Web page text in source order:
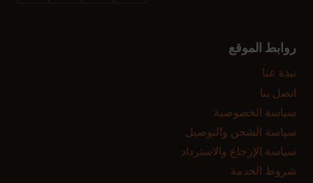
روابط الموقع
نبذة عنا
اتصل بنا
سياسة الخصوصية
سياسة الشحن والتوصيل
سياسة الإرجاع والاسترداد
شروط الخدمة